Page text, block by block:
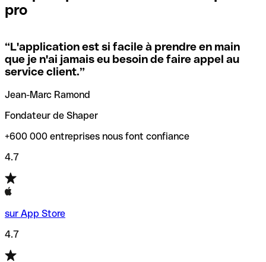
locales.
Si vous n'êtes pas sûr du code SWIFT que vous devriez
utiliser, nous avons développé un outil de recherche de
codes SWIFT par nom de banque.
vérification/recherche de codes SWIFT. Ainsi, vous pouvez
trouver et vérifier vos codes SWIFT avant de réaliser vos
transferts d’argent.
pro
“L'application est si facile à prendre en main
que je n'ai jamais eu besoin de faire appel au
service client.”
Jean-Marc Ramond
Fondateur de Shaper
+600 000 entreprises nous font confiance
4.7
sur App Store
4.7